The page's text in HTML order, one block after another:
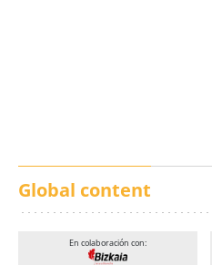
Global content
En colaboración con: